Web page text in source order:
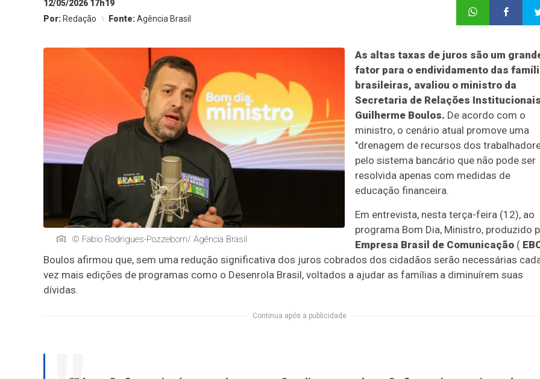
12/05/2026 17h19
Por: Redação Fonte:Agência Brasil
© Fabio Rodrigues-Pozzebom/ Agência Brasil
As altas taxas de juros são um
fator para o endividamento das
brasileiras, avaliou o ministro da
Secretaria de Relações
Guilherme Boulos. De acordo com o
ministro, o cenário atual promove uma
"drenagem de recursos dos
pelo sistema bancário que não pode ser
resolvida apenas com medidas de
educação financeira.
Em entrevista, nesta terça-feira (12), ao
programa Bom Dia, Ministro, produzido
Empresa Brasil de Comunicação (
Boulos afirmou que, sem uma redução significativa dos juros cobrados dos cidadãos serão necessárias
vez mais edições de programas como o Desenrola Brasil, voltados a ajudar as famílias a diminuírem suas
dívidas.
Continua após a publicidade